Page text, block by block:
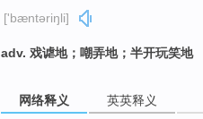
['bæntəriŋli]
adv. 戏谑地；嘲弄地；半开玩笑地
网络释义 英英释义